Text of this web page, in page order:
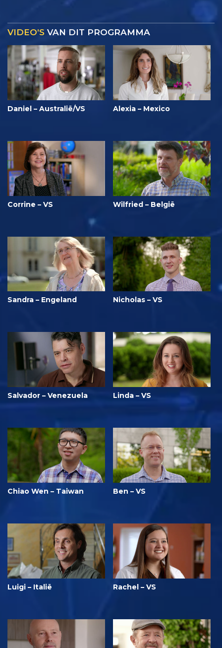
VIDEO’S VAN DIT PROGRAMMA
Daniel – Australië/VS Alexia – Mexico
Corrine – VS Wilfried – België
Sandra – Engeland Nicholas – VS
Salvador – Venezuela Linda – VS
Chiao Wen – Taiwan Ben – VS
Luigi – Italië Rachel – VS